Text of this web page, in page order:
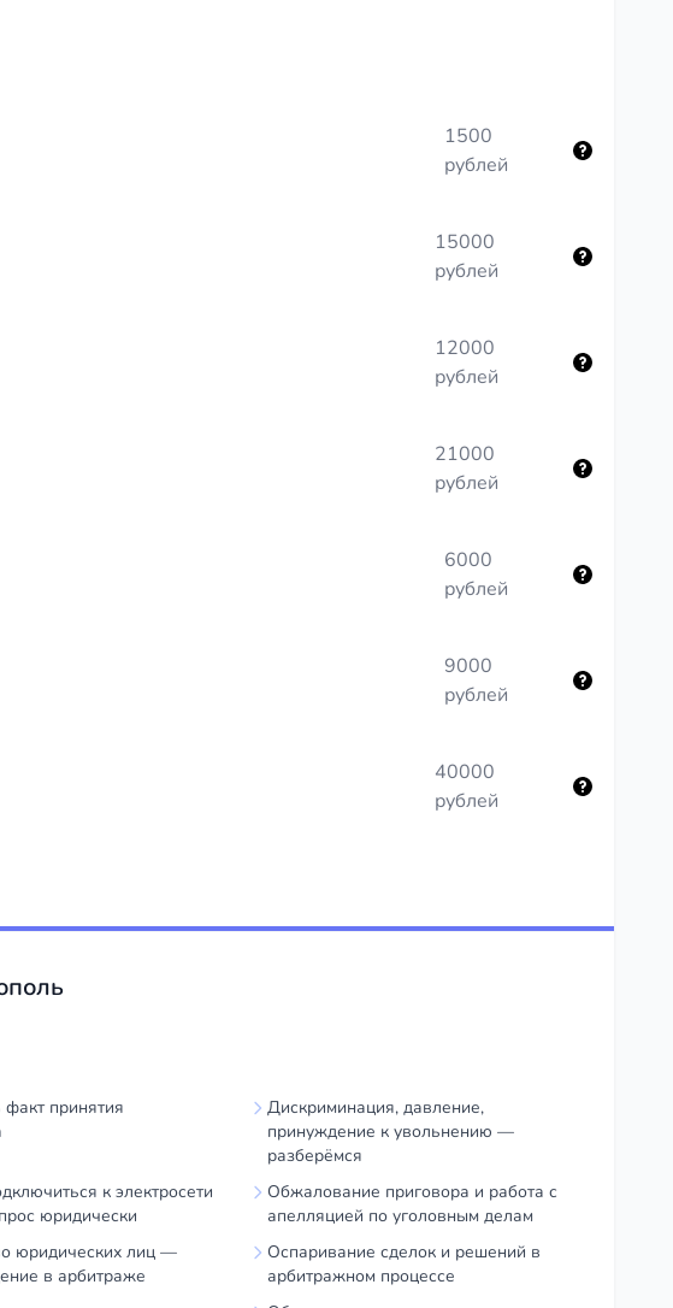
1500
рублей
15000
рублей
12000
рублей
21000
рублей
6000
рублей
9000
рублей
40000
рублей
факт принятия
Дискриминация, давление,
принуждение к увольнению —
разберёмся
к электросети
юридически
Обжалование приговора и работа с
апелляцией по уголовным делам
юридических лиц —
в арбитраже
Оспаривание сделок и решений в
арбитражном процессе